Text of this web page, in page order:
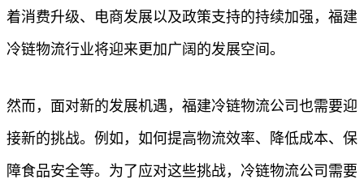
着消费升级、电商发展以及政策支持的持续加强，福建
冷链物流行业将迎来更加广阔的发展空间。
然而，面对新的发展机遇，福建冷链物流公司也需要迎
接新的挑战。例如，如何提高物流效率、降低成本、保
障食品安全等。为了应对这些挑战，冷链物流公司需要